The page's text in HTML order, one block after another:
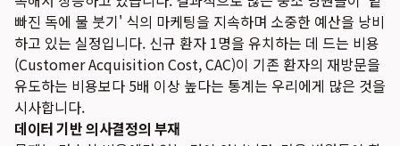
빠진 독에 물 붓기' 식의 마케팅을 지속하며 소중한 예산을 낭비
하고 있는 실정입니다. 신규 환자 1명을 유치하는 데 드는 비용
(Customer Acquisition Cost, CAC)이 기존 환자의 재방문을
유도하는 비용보다 5배 이상 높다는 통계는 우리에게 많은 것을
시사합니다.
데이터 기반 의사결정의 부재